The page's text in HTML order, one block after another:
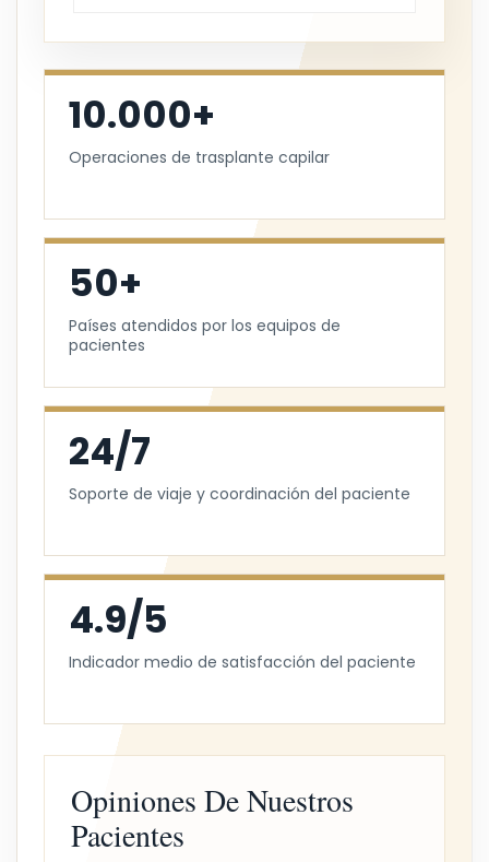
10.000+
Operaciones de trasplante capilar
50+
Países atendidos por los equipos de
pacientes
24/7
Soporte de viaje y coordinación del paciente
4.9/5
Indicador medio de satisfacción del paciente
Opiniones De Nuestros
Pacientes